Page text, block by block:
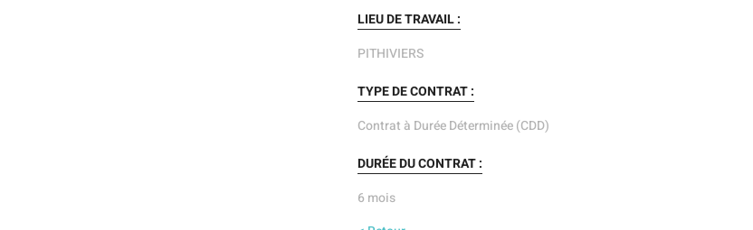
LIEU DE TRAVAIL :
PITHIVIERS
TYPE DE CONTRAT :
Contrat à Durée Déterminée (CDD)
DURÉE DU CONTRAT :
6 mois